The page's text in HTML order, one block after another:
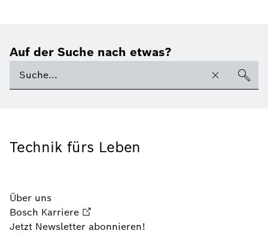
Auf der Suche nach etwas?
Technik fürs Leben
Über uns
Bosch Karriere
Jetzt Newsletter abonnieren!